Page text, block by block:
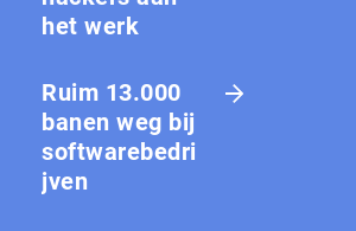
het werk
Ruim 13.000
banen weg bij
softwarebedri
jven